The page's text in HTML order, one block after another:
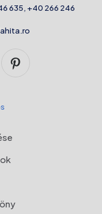
635, +40 266 246